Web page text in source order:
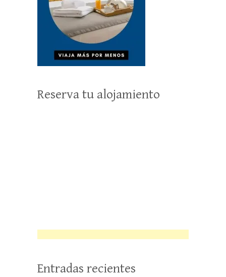
Reserva tu alojamiento
Entradas recientes